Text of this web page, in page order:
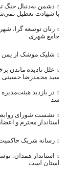
دشمن به‌دنبال جنگ
با شهادت تعطیل
زنان توسعه گرا،
جامع شهری
شلیک موشک از یمن
علل نادیده ماندن
سید محمدرضا حسینی
در بازدید
شد
نشست شورای
استاندار محترم و
رسانه شریک
استاندار همدان:
استان است